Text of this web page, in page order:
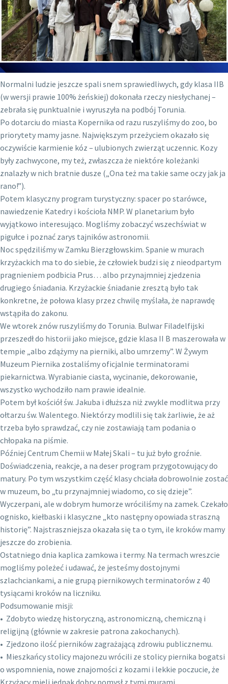
Normalni ludzie jeszcze spali snem sprawiedliwych, gdy klasa IIB
(w wersji prawie 100% żeńskiej) dokonała rzeczy niesłychanej –
zebrała się punktualnie i wyruszyła na podbój Torunia.
Po dotarciu do miasta Kopernika od razu ruszyliśmy do zoo, bo
priorytety mamy jasne. Największym przeżyciem okazało się
oczywiście karmienie kóz – ulubionych zwierząt uczennic. Kozy
były zachwycone, my też, zwłaszcza że niektóre koleżanki
znalazły w nich bratnie dusze („Ona też ma takie same oczy jak ja
rano!”).
Potem klasyczny program turystyczny: spacer po starówce,
nawiedzenie Katedry i kościoła NMP. W planetarium było
wyjątkowo interesująco. Mogliśmy zobaczyć wszechświat w
pigułce i poznać zarys tajników astronomii.
Noc spędziliśmy w Zamku Bierzgłowskim. Spanie w murach
krzyżackich ma to do siebie, że człowiek budzi się z nieodpartym
pragnieniem podbicia Prus… albo przynajmniej zjedzenia
drugiego śniadania. Krzyżackie śniadanie zresztą było tak
konkretne, że połowa klasy przez chwilę myślała, że naprawdę
wstąpiła do zakonu.
We wtorek znów ruszyliśmy do Torunia. Bulwar Filadelfijski
przeszedł do historii jako miejsce, gdzie klasa II B maszerowała w
tempie „albo zdążymy na pierniki, albo umrzemy”. W Żywym
Muzeum Piernika zostaliśmy oficjalnie terminatorami
piekarnictwa. Wyrabianie ciasta, wycinanie, dekorowanie,
wszystko wychodziło nam prawie idealnie.
Potem był kościół św. Jakuba i dłuższa niż zwykle modlitwa przy
ołtarzu św. Walentego. Niektórzy modlili się tak żarliwie, że aż
trzeba było sprawdzać, czy nie zostawiają tam podania o
chłopaka na piśmie.
Później Centrum Chemii w Małej Skali – tu już było groźnie.
Doświadczenia, reakcje, a na deser program przygotowujący do
matury. Po tym wszystkim część klasy chciała dobrowolnie zostać
w muzeum, bo „tu przynajmniej wiadomo, co się dzieje”.
Wyczerpani, ale w dobrym humorze wróciliśmy na zamek. Czekało
ognisko, kiełbaski i klasyczne „kto następny opowiada straszną
historię”. Najstraszniejsza okazała się ta o tym, ile kroków mamy
jeszcze do zrobienia.
Ostatniego dnia kaplica zamkowa i termy. Na termach wreszcie
mogliśmy poleżeć i udawać, że jesteśmy dostojnymi
szlachciankami, a nie grupą piernikowych terminatorów z 40
tysiącami kroków na liczniku.
Podsumowanie misji:
• Zdobyto wiedzę historyczną, astronomiczną, chemiczną i
religijną (głównie w zakresie patrona zakochanych).
• Zjedzono ilość pierników zagrażającą zdrowiu publicznemu.
• Mieszkańcy stolicy majonezu wrócili ze stolicy piernika bogatsi
o wspomnienia, nowe znajomości z kozami i lekkie poczucie, że
Krzyżacy mieli jednak dobry pomysł z tymi murami.